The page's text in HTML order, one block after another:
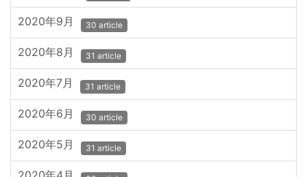
2020年9月 30 article
2020年8月 31 article
2020年7月 31 article
2020年6月 30 article
2020年5月 31 article